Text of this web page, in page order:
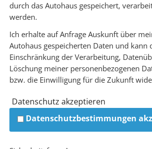
durch das Autohaus gespeichert,
werden.
Ich erhalte auf Anfrage Auskunft über
Autohaus gespeicherten Daten und kann
Einschränkung der Verarbeitung,
Löschung meiner personenbezogenen
bzw. die Einwilligung für die Zukunft
Datenschutz akzeptieren
Datenschutzbestimmungen